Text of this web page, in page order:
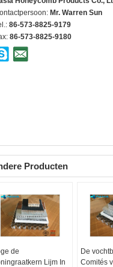
Mr. Warren Sun
86-573-8825-9179
86-573-8825-9180
Producten
de
Lijm In
De
Comités